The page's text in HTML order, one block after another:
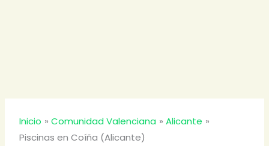
Inicio Comunidad Valenciana
Alicante
Piscinas en Coíña (Alicante)